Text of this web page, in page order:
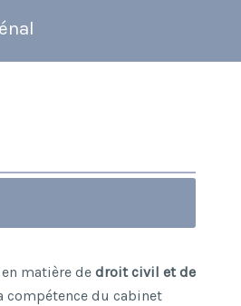
matière de droit civil et de
du cabinet